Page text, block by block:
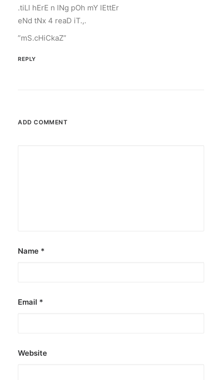
.tiLl hErE n lNg pOh mY lEttEr
eNd tNx 4 reaD iT.,.
”mS.cHiCkaZ”
REPLY
ADD COMMENT
Name *
Email *
Website